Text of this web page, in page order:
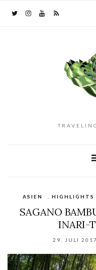
ASIEN HIGHLIGHTS
SAGANO
INARI-
29. JULI 2017